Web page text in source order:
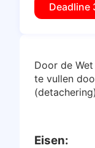
Deadline
Door de
te vullen
Eisen: